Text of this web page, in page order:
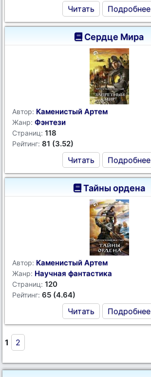
Читать Подробнее
Сердце Мира
Автор: Каменистый Артем
Жанр: Фэнтези
Страниц: 118
Рейтинг: 81 (3.52)
Читать Подробнее
Тайны ордена
Автор: Каменистый Артем
Жанр: Научная фантастика
Страниц: 120
Рейтинг: 65 (4.64)
Читать Подробнее
1 2